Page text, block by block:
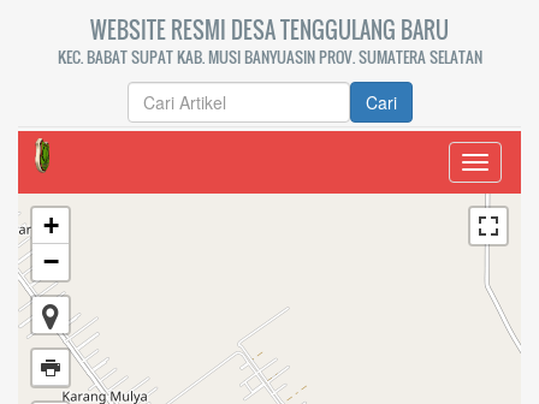
WEBSITE RESMI DESA TENGGULANG BARU
KEC. BABAT SUPAT KAB. MUSI BANYUASIN PROV. SUMATERA SELATAN
Cari
Toggle
+
−